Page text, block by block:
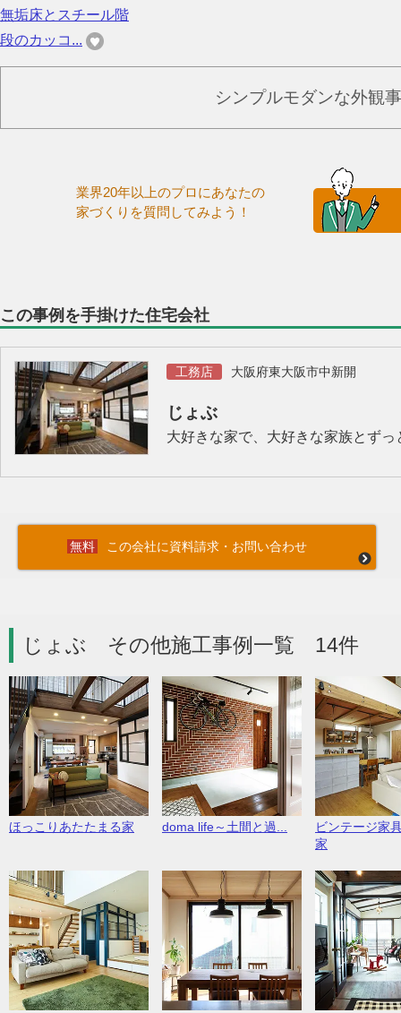
無垢床とスチール階
段のカッコ...
シンプルモダンな外観
業界20年以上のプロにあなたの
家づくりを質問してみよう！
この事例を手掛けた住宅会社
工務店 大阪府東大阪市中新開
じょぶ
大好きな家で、大好きな家族とず
この会社に資料請求・お問い合わせ
じょぶ その他施工事例一覧 14件
ほっこりあたたまる家 doma life～土間と過...
ビンテージ家
家